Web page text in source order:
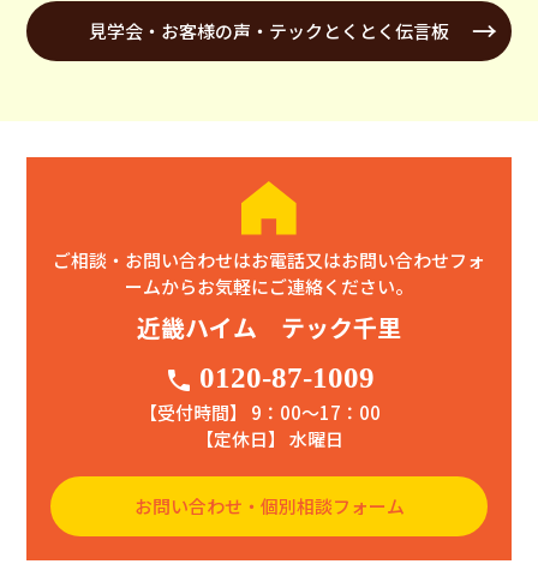
見学会・お客様の声・テックとくとく伝言板
ご相談・お問い合わせはお電話又はお問い合わせフォ
ームからお気軽にご連絡ください。
近畿ハイム テック千里
phone 0120-87-1009
【受付時間】 9：00〜17：00
【定休日】 水曜日
お問い合わせ・個別相談フォーム